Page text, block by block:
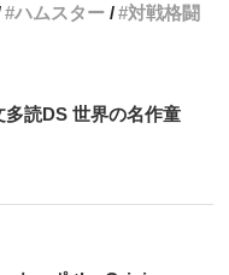
ハムスター 対戦格闘
多読DS 世界の名作童